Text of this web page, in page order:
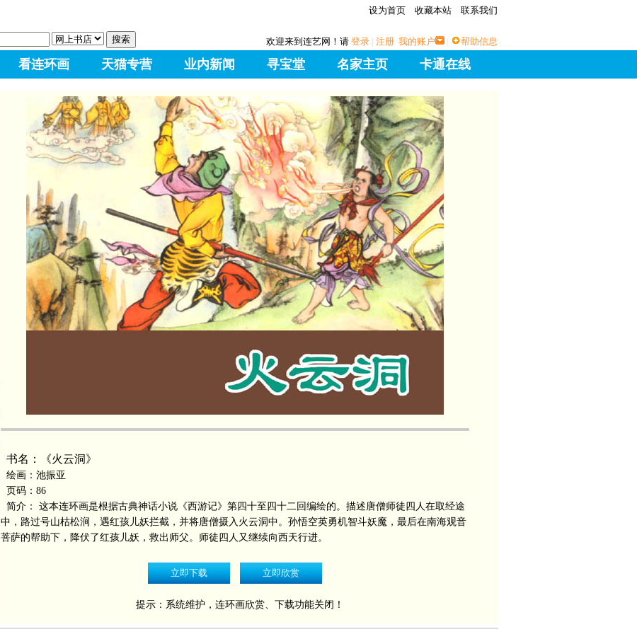
设为首页 收藏本站 联系我们
欢迎来到连艺网！请 登录 | 注册 我的账户 帮助信息
看连环画 天猫专营 业内新闻 寻宝堂 名家主页 卡通在线
书名：《火云洞》
绘画：池振亚
页码：86
简介： 这本连环画是根据古典神话小说《西游记》第四十至四十二回编绘的。描述唐僧师徒四人在取经途
中，路过号山枯松涧，遇红孩儿妖拦截，并将唐僧摄入火云洞中。孙悟空英勇机智斗妖魔，最后在南海观音
菩萨的帮助下，降伏了红孩儿妖，救出师父。师徒四人又继续向西天行进。
提示：系统维护，连环画欣赏、下载功能关闭！